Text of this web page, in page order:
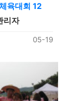
육대회 12
리자
05-19